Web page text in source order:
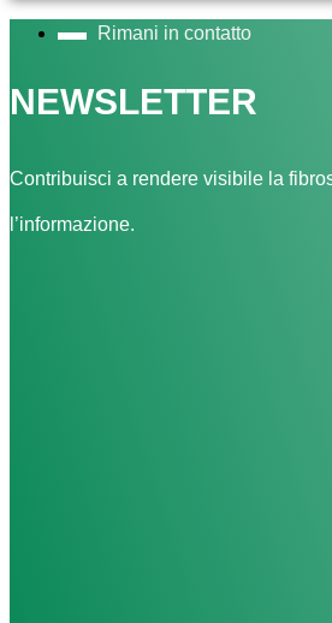
Rimani in contatto
NEWSLETTER
Contribuisci a rendere visibile la
l’informazione.